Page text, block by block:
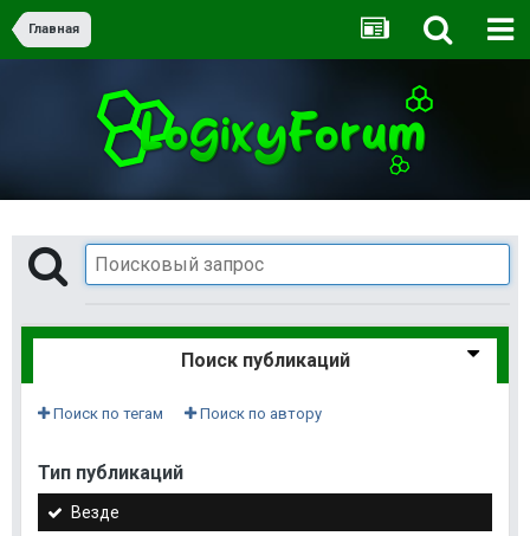
Главная
Поиск публикаций
Поиск по тегам Поиск по автору
Тип публикаций
Везде